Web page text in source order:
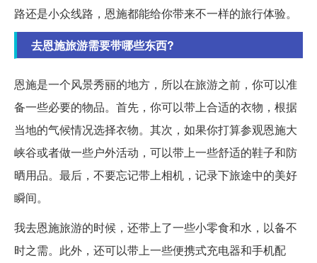
路还是小众线路，恩施都能给你带来不一样的旅行体验。
去恩施旅游需要带哪些东西?
恩施是一个风景秀丽的地方，所以在旅游之前，你可以准
备一些必要的物品。首先，你可以带上合适的衣物，根据
当地的气候情况选择衣物。其次，如果你打算参观恩施大
峡谷或者做一些户外活动，可以带上一些舒适的鞋子和防
晒用品。最后，不要忘记带上相机，记录下旅途中的美好
瞬间。
我去恩施旅游的时候，还带上了一些小零食和水，以备不
时之需。此外，还可以带上一些便携式充电器和手机配